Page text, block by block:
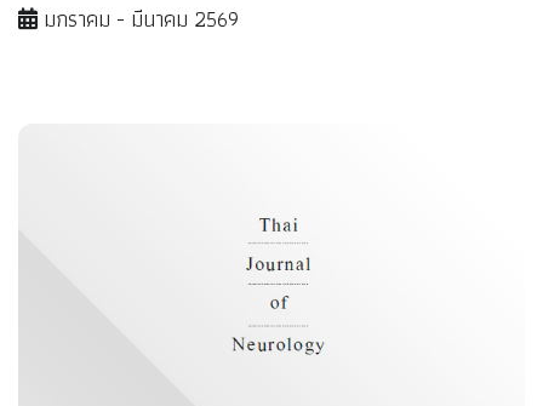
มกราคม - มีนาคม 2569